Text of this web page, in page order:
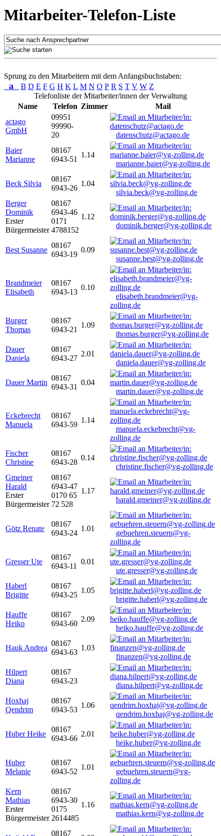
Mitarbeiter-Telefon-Liste
Sprung zu den Mitarbeitern mit dem Anfangsbuchstaben:
a B D E F G H K L M N O P R S T V W Z
Telefonliste der Mitarbeiter/innen der Verwaltung
Name
Telefon Zimmer
Mail
actago
GmbH
09951
99990-
20
datenschutz@actago.de
Baier
Marianne
08167
6943-51
1.14
marianne.baier@vg-zolling.de
Beck Silvia
08167
6943-26
1.04
silvia.beck@vg-zolling.de
Berger
Dominik
Erster
Bürgermeister
08167
6943-46
0171
4788152
1.12
dominik.berger@vg-zolling.de
Best Susanne
08167
6943-19
0.09
susanne.best@vg-zolling.de
Brandmeier
Elisabeth
08167
6943-13
0.10
elisabeth.brandmeier@vg-
zolling.de
Burger
Thomas
08167
6943-21
1.09
thomas.burger@vg-zolling.de
Dauer
Daniela
08167
6943-27
2.01
daniela.dauer@vg-zolling.de
Dauer Martin
08167
6943-31
0.04
martin.dauer@vg-zolling.de
Eckebrecht
Manuela
08167
6943-59
1.14
manuela.eckebrecht@vg-
zolling.de
Fischer
Christine
08167
6943-28
0.14
christine.fischer@vg-zolling.de
Gmeiner
Harald
Erster
Bürgermeister
08167
6943-47
0170 65
72 528
1.17
harald.gmeiner@vg-zolling.de
Götz Renate
08167
6943-24
1.01
gebuehren.steuern@vg-
zolling.de
Gresser Ute
08167
6943-11
0.01
ute.gresser@vg-zolling.de
Haberl
Brigitte
08167
6943-25
1.05
brigitte.haberl@vg-zolling.de
Hauffe
Heiko
08167
6943-60
2.09
heiko.hauffe@vg-zolling.de
Hauk Andrea
08167
6943-63
1.03
finanzen@vg-zolling.de
Hilpert
Diana
08167
6943-23
diana.hilpert@vg-zolling.de
Hoxhaj
Qendrim
08167
6943-53
1.06
qendrim.hoxhaj@vg-zolling.de
Huber Heike
08167
6943-66
2.01
heike.huber@vg-zolling.de
Huber
Melanie
08167
6943-52
1.01
gebuehren.steuern@vg-
zolling.de
Kern
Mathias
Erster
Bürgermeister
08167
6943-30
0175
2614485
1.16
mathias.kern@vg-zolling.de
08167